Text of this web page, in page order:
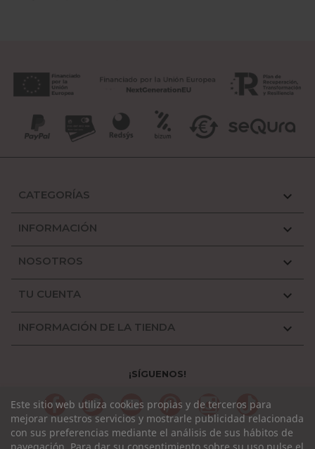
CATEGORÍAS 
INFORMACIÓN 
NOSOTROS 
TU CUENTA 
INFORMACIÓN DE LA TIENDA 
¡SÍGUENOS!
FacebookTwitter YouTubePinterestInstagramTikTok
Este sitio web utiliza cookies propias y de terceros para
mejorar nuestros servicios y mostrarle publicidad relacionada
con sus preferencias mediante el análisis de sus hábitos de